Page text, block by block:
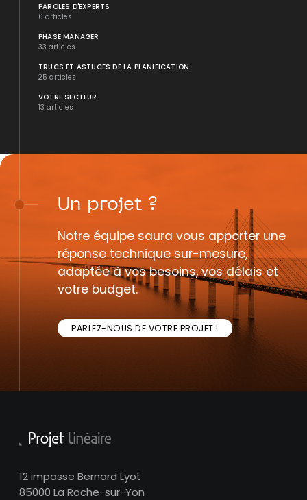
PAROLES D'EXPERTS
6 articles
PHASE MANAGER
33 articles
TRUCS ET ASTUCES DE LA PLANIFICATION
25 articles
VOTRE SECTEUR
13 articles
Un projet ?
Notre équipe saura vous apporter une
réponse technique sur-mesure,
adaptée à vos besoins, vos délais et
votre budget.
PARLEZ-NOUS DE VOTRE PROJET !
12 impasse Bernard Lyot
85000 La Roche-sur-Yon